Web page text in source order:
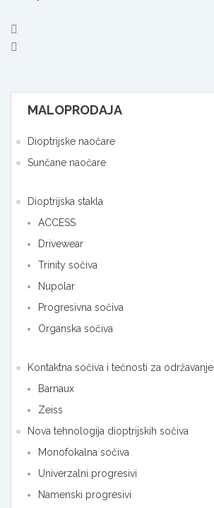
MALOPRODAJA
Dioptrijske naočare
Sunčane naočare
Dioptrijska stakla
ACCESS
Drivewear
Trinity sočiva
Nupolar
Progresivna sočiva
Organska sočiva
Kontaktna sočiva i tečnosti za održavanje
Barnaux
Zeiss
Nova tehnologija dioptrijskih sočiva
Monofokalna sočiva
Univerzalni progresivi
Namenski progresivi